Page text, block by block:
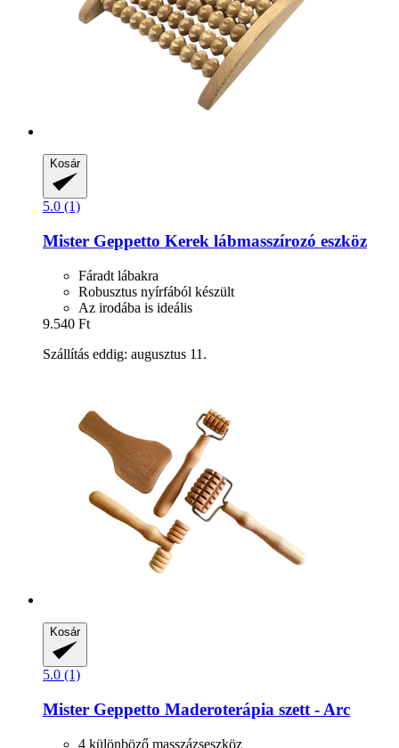
Kosár
5.0 (1)
Mister Geppetto Kerek lábmasszírozó eszköz
Fáradt lábakra
Robusztus nyírfából készült
Az irodába is ideális
9.540 Ft
Szállítás eddig: augusztus 11.
Kosár
5.0 (1)
Mister Geppetto Maderoterápia szett -​ Arc
4 különböző masszázseszköz